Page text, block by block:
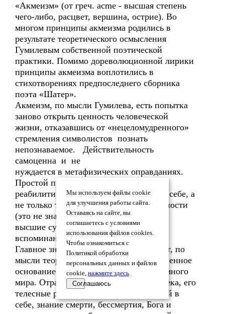
«Акмеизм» (от греч. acme - высшая степень
чего-либо, расцвет, вершина, острие). Во
многом принципы акмеизма родились в
результате теоретического осмысления
Гумилевым собственной поэтической
практики. Помимо дореволюционной лирики
принципы акмеизма воплотились в
стихотворениях предпоследнего сборника
поэта «Шатер».
Акмеизм, по мысли Гумилева, есть попытка
заново открыть ценность человеческой
жизни, отказавшись от «нецеломудренного»
стремления символистов познать
непознаваемое. Действительность
самоценна и не
нуждается в метафизических оправданиях.
Простой предметный мир должен быть
реабилитирован, он значителен сам по себе, а
не только тем, что являет высшие сущности
(это не значит, что акмеисты отрицали
высшие сущности, просто-напросто их
вспоминание всуе предосудительно).
Главное значение в поэзии приобретает, по
мысли теоретиков акмеизма, художественное
основание многообразного и яркого земного
мира. Отразить внутренний мир человека, его
телесные радости, отсутствие сомнений в
себе, знание смерти, бессмертия, Бога и
Мы используем файлы cookie
для улучшения работы сайта.
Оставаясь на сайте, вы
соглашаетесь с условиями
использования файлов cookies.
Чтобы ознакомиться с
Политикой обработки
персональных данных и файлов
cookie, нажмите здесь.
Соглашаюсь